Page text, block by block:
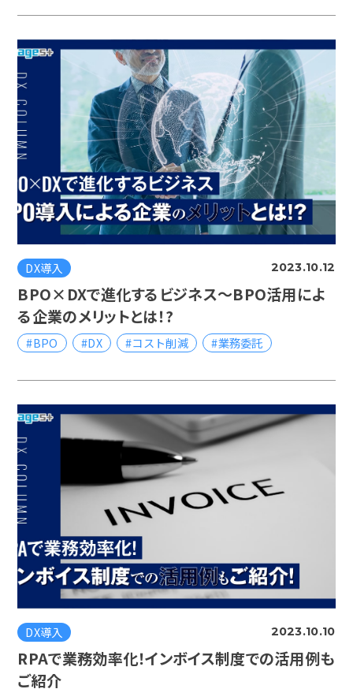
DX導入 2023.10.12
BPO×DXで進化するビジネス〜BPO活用によ
る企業のメリットとは！?
#BPO #DX #コスト削減 #業務委託
DX導入 2023.10.10
RPAで業務効率化！インボイス制度での活用例も
ご紹介